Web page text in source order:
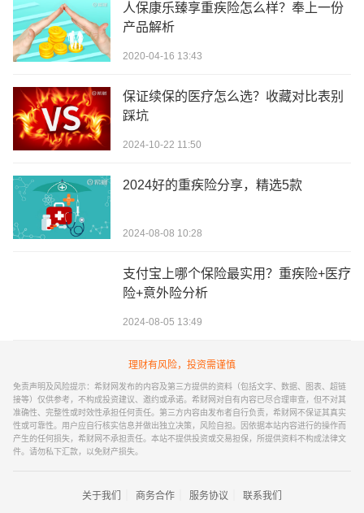
人保康乐臻享重疾险怎么样？奉上一份
产品解析
2020-04-16 13:43
保证续保的医疗怎么选？收藏对比表别
踩坑
2024-10-22 11:50
2024好的重疾险分享，精选5款
2024-08-08 10:28
支付宝上哪个保险最实用？重疾险+医疗
险+意外险分析
2024-08-05 13:49
理财有风险，投资需谨慎
免责声明及风险提示：希财网发布的内容及第三方提供的资料（包括文字、数据、图表、超链
接等）仅供参考，不构成投资建议、邀约或承诺。希财网对自有内容已尽合理审查，但不对其
准确性、完整性或时效性承担任何责任。第三方内容由发布者自行负责，希财网不保证其真实
性或可靠性。用户应自行核实信息并做出独立决策，风险自担。因依据本站内容进行的操作而
产生的任何损失，希财网不承担责任。本站不提供投资或交易担保，所提供资料不构成法律文
件。请勿私下汇款，以免财产损失。
关于我们 商务合作 服务协议 联系我们